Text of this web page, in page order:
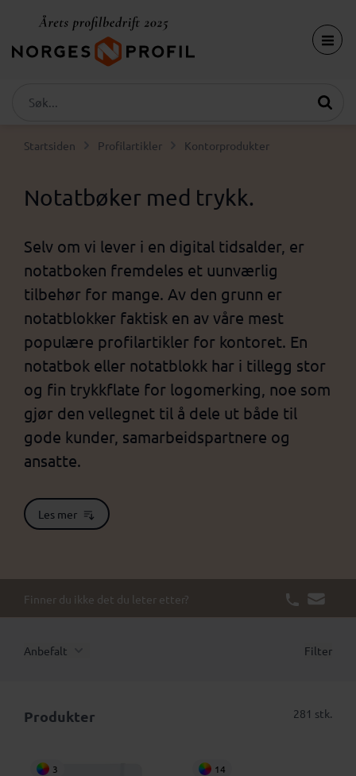
Startsiden Profilartikler Kontorprodukter
Notatbøker med trykk.
Selv om vi lever i en digital tidsalder, er
notatboken fremdeles et uunværlig
tilbehør for mange. Av den grunn er
notatblokker faktisk en av våre mest
populære profilartikler for kontoret. En
notatbok eller notatblokk har i tillegg stor
og fin trykkflate for logomerking, noe som
gjør den vellegnet til å dele ut både til
gode kunder, samarbeidspartnere og
ansatte.
Les mer
Finner du ikke det du leter etter?
Anbefalt Filter
Produkter 281 stk.
3 14